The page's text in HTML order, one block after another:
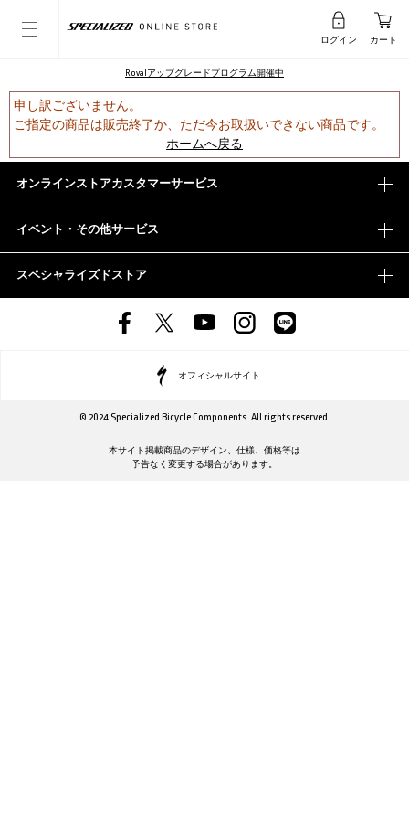
ログイン カート
Rovalアップグレードプログラム開催中
申し訳ございません。
ご指定の商品は販売終了か、ただ今お取扱いできない商品です。
ホームへ戻る
オンラインストアカスタマーサービス
イベント・その他サービス
スペシャライズドストア
オフィシャルサイト
© 2024 Specialized Bicycle Components. All rights reserved.
本サイト掲載商品のデザイン、仕様、価格等は
予告なく変更する場合があります。